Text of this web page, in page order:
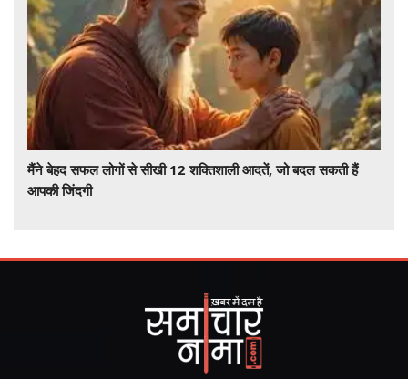
मैंने बेहद सफल लोगों से सीखी 12 शक्तिशाली आदतें, जो बदल सकती हैं
आपकी जिंदगी